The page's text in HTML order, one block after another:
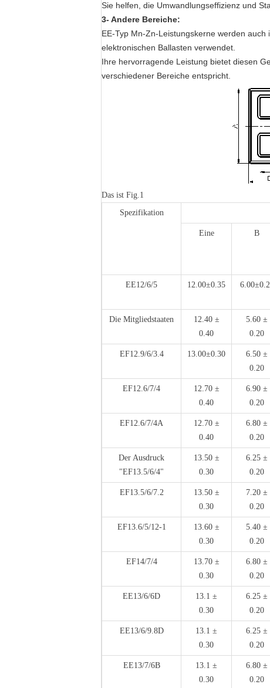
Sie helfen, die Umwandlungseffizienz und
3- Andere Bereiche:
EE-Typ Mn-Zn-Leistungskerne werden
elektronischen Ballasten verwendet.
Ihre hervorragende Leistung bietet diesen
verschiedener Bereiche entspricht.
Das ist Fig.1
Spezifikation
Eine B
EE12/6/5 12.00±0.35
Die Mitgliedstaaten
12.40 ±
0.40
5.60 ±
0.20
EF12.9/6/3.4 13.00±0.30
6.50 ±
0.20
EF12.6/7/4
12.70 ±
0.40
6.90 ±
0.20
EF12.6/7/4A
12.70 ±
0.40
6.80 ±
0.20
Der Ausdruck
"EF13.5/6/4"
13.50 ±
0.30
6.25 ±
0.20
EF13.5/6/7.2
13.50 ±
0.30
7.20 ±
0.20
EF13.6/5/12-1
13.60 ±
0.30
5.40 ±
0.20
EF14/7/4
13.70 ±
0.30
6.80 ±
0.20
EE13/6/6D
13.1 ±
0.30
6.25 ±
0.20
EE13/6/9.8D
13.1 ±
0.30
6.25 ±
0.20
EE13/7/6B
13.1 ±
0.30
6.80 ±
0.20